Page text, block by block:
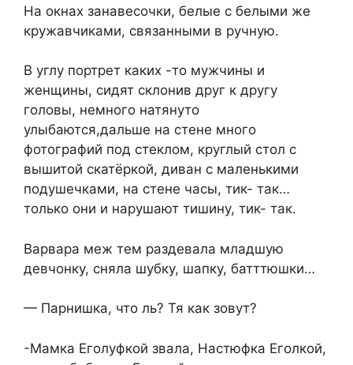
На окнах занавесочки, белые с белыми же
кружавчиками, связанными в ручную.
В углу портрет каких -то мужчины и
женщины, сидят склонив друг к другу
головы, немного натянуто
улыбаются,дальше на стене много
фотографий под стеклом, круглый стол с
вышитой скатёркой, диван с маленькими
подушечками, на стене часы, тик- так…
только они и нарушают тишину, тик- так.
Варвара меж тем раздевала младшую
девчонку, сняла шубку, шапку, батттюшки…
— Парнишка, что ль? Тя как зовут?
-Мамка Еголуфкой звала, Настюфка Еголкой,